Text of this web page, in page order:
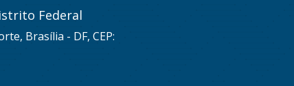
Federal
Brasília - DF, CEP: